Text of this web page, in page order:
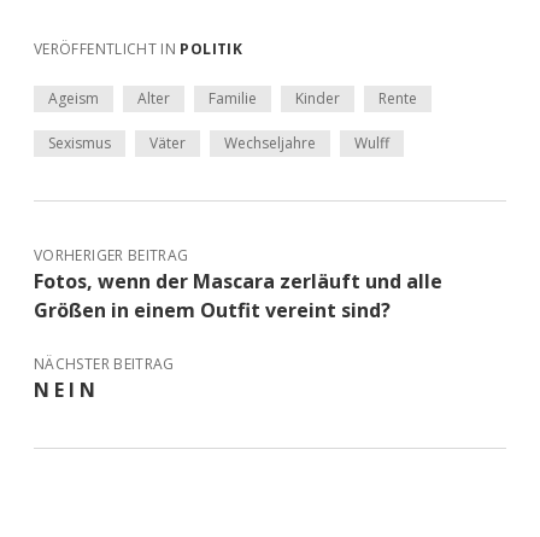
VERÖFFENTLICHT IN POLITIK
Ageism Alter Familie Kinder Rente
Sexismus Väter Wechseljahre Wulff
VORHERIGER BEITRAG
Fotos, wenn der Mascara zerläuft und alle
Größen in einem Outfit vereint sind?
NÄCHSTER BEITRAG
N E I N